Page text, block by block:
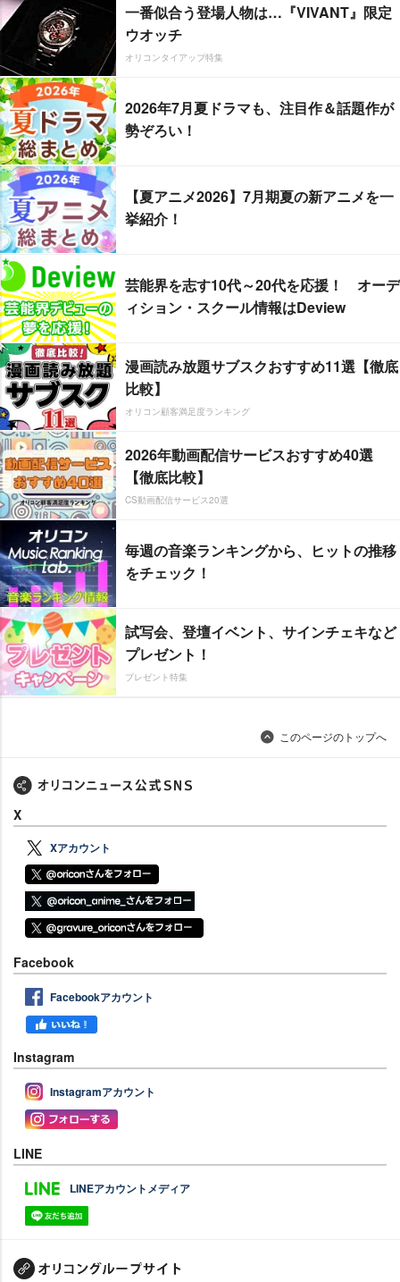
一番似合う登場人物は…『VIVANT』限定
ウオッチ
オリコンタイアップ特集
2026年7月夏ドラマも、注目作＆話題作が
勢ぞろい！
【夏アニメ2026】7月期夏の新アニメを一
挙紹介！
芸能界を志す10代～20代を応援！ オーデ
ィション・スクール情報はDeview
漫画読み放題サブスクおすすめ11選【徹底
比較】
オリコン顧客満足度ランキング
2026年動画配信サービスおすすめ40選
【徹底比較】
CS動画配信サービス20選
毎週の音楽ランキングから、ヒットの推移
をチェック！
試写会、登壇イベント、サインチェキなど
プレゼント！
プレゼント特集
このページのトップへ
X
Xアカウント
Facebook
Facebookアカウント
Instagram
Instagramアカウント
LINE
LINEアカウントメディア